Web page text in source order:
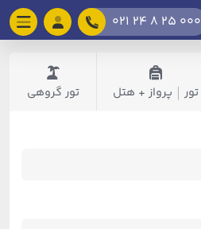
021 24 8 25 000
تور پرواز + هتل تور گروهی